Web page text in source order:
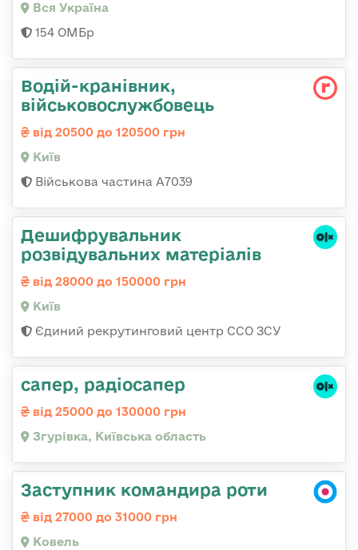
Вся Україна
154 ОМБр
Водій-кранівник,
військовослужбовець
від 20500 до 120500 грн
Київ
Військова частина А7039
Дешифрувальник
розвідувальних матеріалів
від 28000 до 150000 грн
Київ
Єдиний рекрутинговий центр ССО ЗСУ
сапер, радіосапер
від 25000 до 130000 грн
Згурівка, Київська область
Заступник командира роти
від 27000 до 31000 грн
Ковель